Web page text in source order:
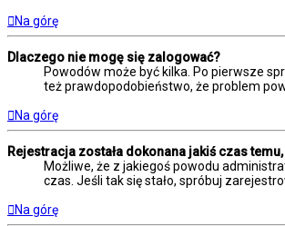
Na górę
Dlaczego nie mogę się zalogować?
Powodów może być kilka. Po pierwsze
też prawdopodobieństwo, że problem
Na górę
Rejestracja została dokonana jakiś czas
Możliwe, że z jakiegoś powodu
czas. Jeśli tak się stało, spróbuj
Na górę